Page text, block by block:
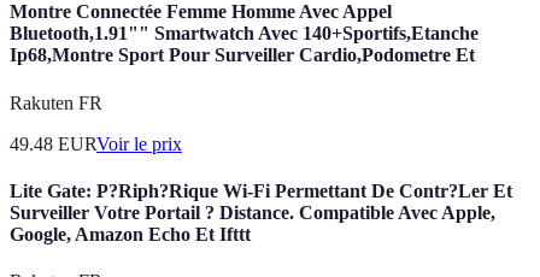
Montre Connectée Femme Homme Avec Appel
Bluetooth,1.91"" Smartwatch Avec 140+Sportifs,Etanche
Ip68,Montre Sport Pour Surveiller Cardio,Podometre Et
Rakuten FR
49.48 EURVoir le prix
Lite Gate: P?Riph?Rique Wi-Fi Permettant De Contr?Ler Et
Surveiller Votre Portail ? Distance. Compatible Avec Apple,
Google, Amazon Echo Et Ifttt